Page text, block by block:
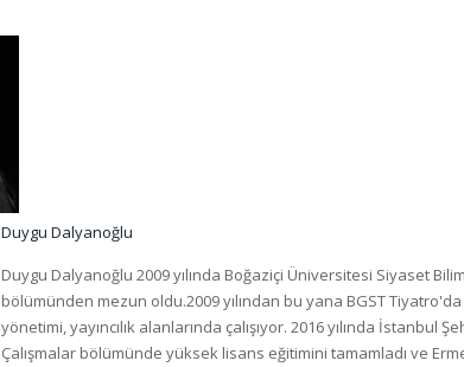
Duygu Dalyanoğlu
Duygu Dalyanoğlu 2009 yılında Boğaziçi Üniversitesi Siyaset
bölümünden mezun oldu.2009 yılından bu yana BGST
yönetimi, yayıncılık alanlarında çalışıyor. 2016 yılında İstanbul
Çalışmalar bölümünde yüksek lisans eğitimini tamamladı ve